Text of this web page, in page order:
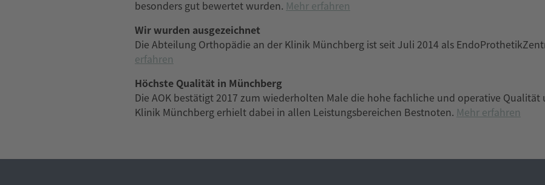
besonders gut bewertet wurden. Mehr erfahren
Wir wurden ausgezeichnet
Die Abteilung Orthopädie an der Klinik Münchberg ist seit Juli 2014 als
erfahren
Höchste Qualität in Münchberg
Die AOK bestätigt 2017 zum wiederholten Male die hohe fachliche und operative Qualität
Klinik Münchberg erhielt dabei in allen Leistungsbereichen Bestnoten. Mehr erfahren